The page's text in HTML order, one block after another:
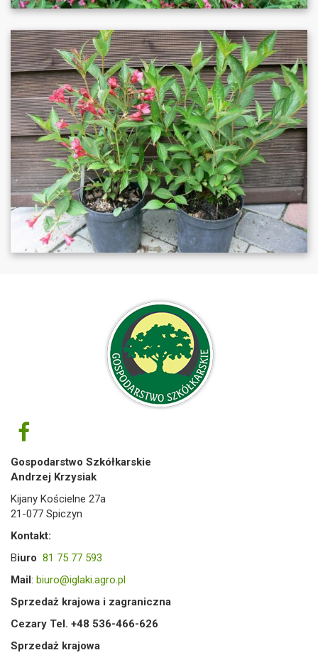
Gospodarstwo Szkółkarskie
Andrzej Krzysiak
Kijany Kościelne 27a
21-077 Spiczyn
Kontakt:
Biuro 81 75 77 593
Mail: biuro@iglaki.agro.pl
Sprzedaż krajowa i zagraniczna
Cezary Tel. +48 536-466-626
Sprzedaż krajowa